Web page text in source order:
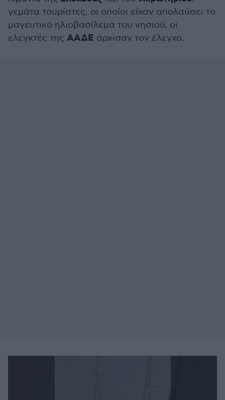
γεμάτα τουρίστες, οι οποίοι είχαν απολαύσει το
μαγευτικό ηλιοβασίλεμα του νησιού, οι
ελεγκτές της ΑΑΔΕ άρχισαν τον έλεγχο.